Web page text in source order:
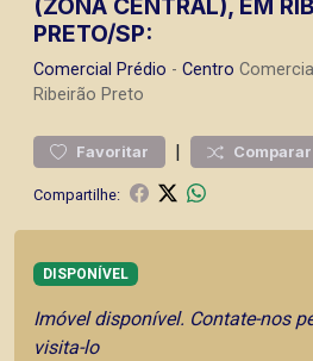
(ZONA CENTRAL), EM
PRETO/SP:
Comercial Prédio - Centro
Ribeirão Preto
Favoritar | Comparar
Compartilhe:
DISPONÍVEL
Imóvel disponível. Contate-nos
visita-lo